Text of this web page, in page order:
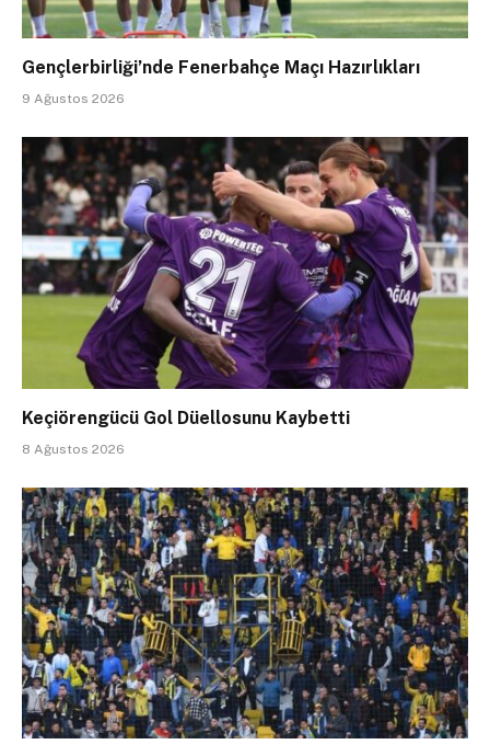
Gençlerbirliği’nde Fenerbahçe Maçı Hazırlıkları
9 Ağustos 2026
Keçiörengücü Gol Düellosunu Kaybetti
8 Ağustos 2026